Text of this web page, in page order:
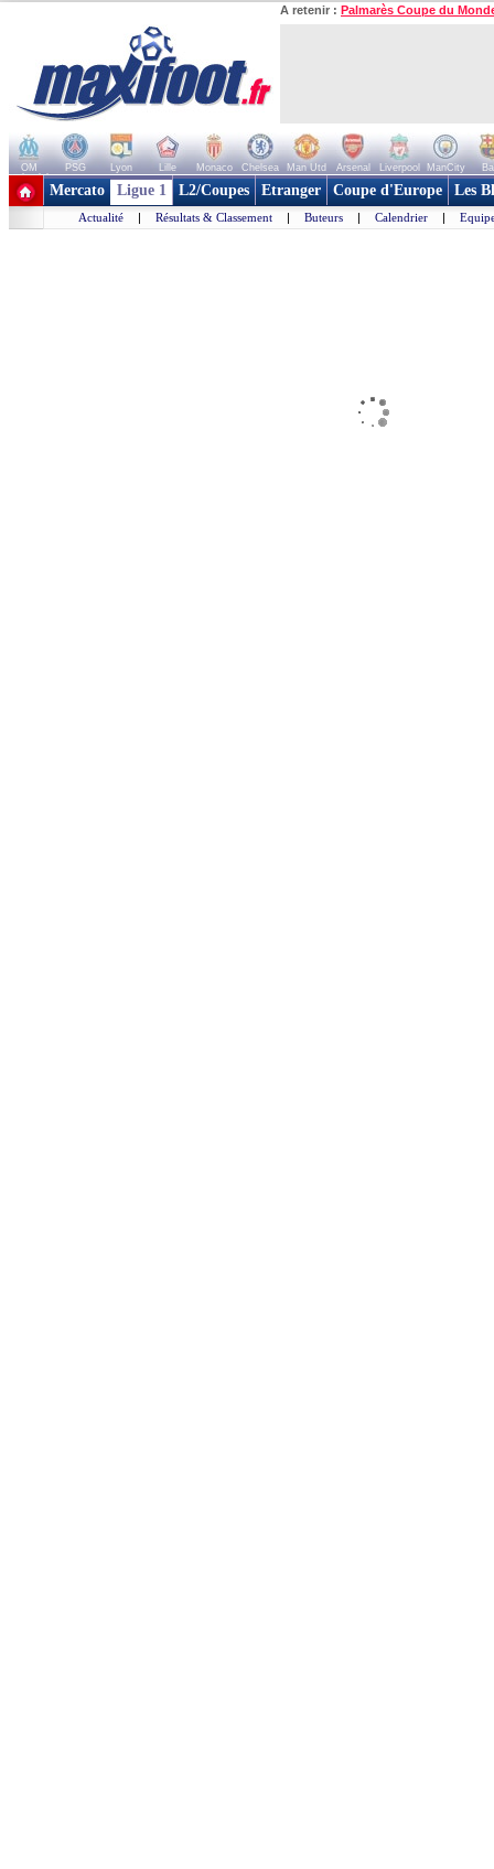
A retenir : Palmarès Coupe du
OM PSG Lyon Lille Monaco Chelsea Man Utd Arsenal Liverpool ManCity
+ de clubs
Mercato Ligue 1 L2/Coupes Etranger Coupe d'Europe Les
Actualité | Résultats & Classement | Buteurs | Calendrier |